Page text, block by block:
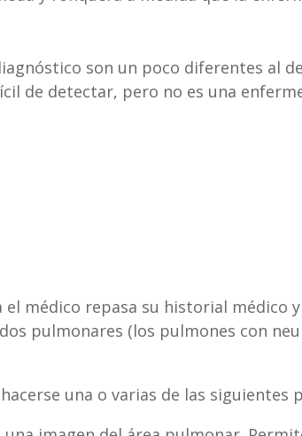
son un poco diferentes al
de detectar, pero no es una
el médico repasa su historial médico
pulmonares (los pulmones con
una o varias de las